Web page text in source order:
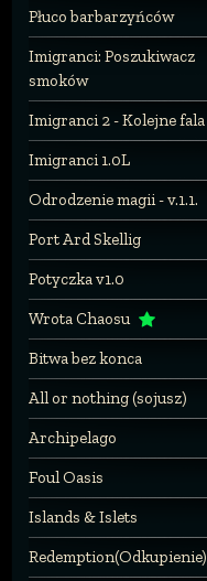
Płuco barbarzyńców
Imigranci: Poszukiwacz
smoków
Imigranci 2 - Kolejne fala
Imigranci 1.0L
Odrodzenie magii - v.1.1.
Port Ard Skellig
Potyczka v1.0
Wrota Chaosu
Bitwa bez konca
All or nothing (sojusz)
Archipelago
Foul Oasis
Islands & Islets
Redemption(Odkupienie)